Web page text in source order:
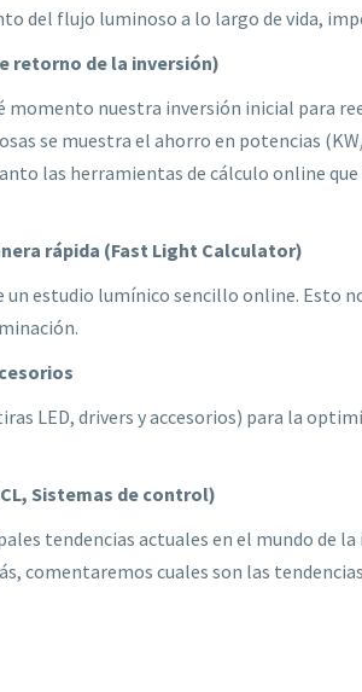
del flujo luminoso a lo largo de vida,
retorno de la inversión)
momento nuestra inversión inicial para
se muestra el ahorro en potencias
las herramientas de cálculo online
rápida (Fast Light Calculator)
estudio lumínico sencillo online. Esto
LED, drivers y accesorios) para la
Sistemas de control)
tendencias actuales en el mundo de
comentaremos cuales son las